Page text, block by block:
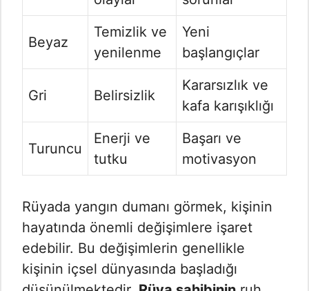
Beyaz
Temizlik ve
yenilenme
Yeni
başlangıçlar
Gri Belirsizlik
Kararsızlık ve
kafa karışıklığı
Turuncu
Enerji ve
tutku
Başarı ve
motivasyon
Rüyada yangın dumanı görmek, kişinin
hayatında önemli değişimlere işaret
edebilir. Bu değişimlerin genellikle
kişinin içsel dünyasında başladığı